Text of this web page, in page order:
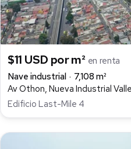
$11 USD por m² en renta
Nave industrial
7,108 m²
Av Othon, Nueva Industrial
Edificio Last-Mile 4